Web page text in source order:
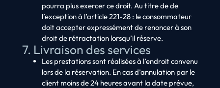
pourra plus exercer ce droit. Au titre de de
l’exception à l’article 221-28 : le consommateur
doit accepter expressément de renoncer à son
droit de rétractation lorsqu’il réserve.
7. Livraison des services
Les prestations sont réalisées à l’endroit convenu
lors de la réservation. En cas d’annulation par le
client moins de 24 heures avant la date prévue,